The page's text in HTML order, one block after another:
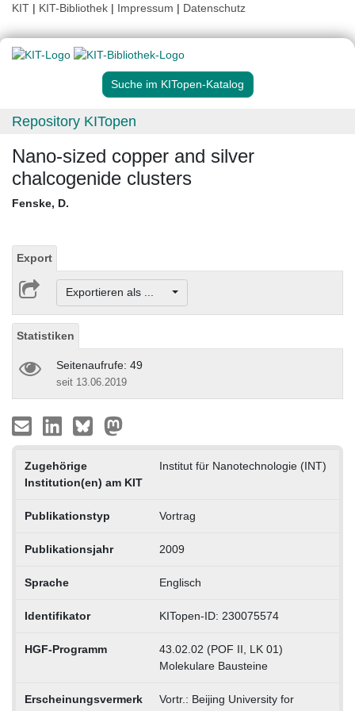
KIT | KIT-Bibliothek | Impressum | Datenschutz
Suche im KITopen-Katalog
Repository KITopen
Nano-sized copper and silver
chalcogenide clusters
Fenske, D.
Export
Exportieren als ...
Statistiken
Seitenaufrufe: 49
seit 13.06.2019
Zugehörige
Institution(en) am KIT
Institut für Nanotechnologie (INT)
Publikationstyp Vortrag
Publikationsjahr 2009
Sprache Englisch
Identifikator KITopen-ID: 230075574
HGF-Programm
43.02.02 (POF II, LK 01)
Molekulare Bausteine
Erscheinungsvermerk
Vortr.: Beijing University for